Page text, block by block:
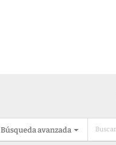
Búsqueda avanzada